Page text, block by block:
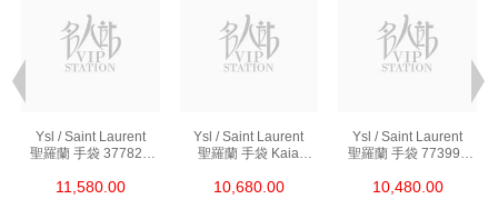
Ysl / Saint Laurent
聖羅蘭 手袋 377828
斜挎包
11,580.00
Ysl / Saint Laurent
聖羅蘭 手袋 Kaia
單肩包/斜挎包
10,680.00
Ysl / Saint Laurent
聖羅蘭 手袋 773995
斜挎包/手提包
10,480.00